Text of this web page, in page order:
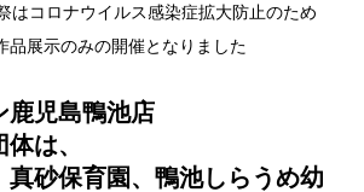
はコロナウイルス感染症拡大防止のため
品展示のみの開催となりました
鹿児島鴨池店
は、
真砂保育園、鴨池しらうめ幼